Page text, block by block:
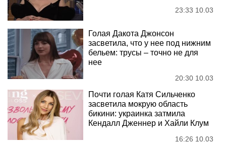
23:33 10.03
Голая Дакота Джонсон
засветила, что у нее под нижним
бельем: трусы – точно не для
нее
20:30 10.03
Почти голая Катя Сильченко
засветила мокрую область
бикини: украинка затмила
Кендалл Дженнер и Хайли Клум
16:26 10.03